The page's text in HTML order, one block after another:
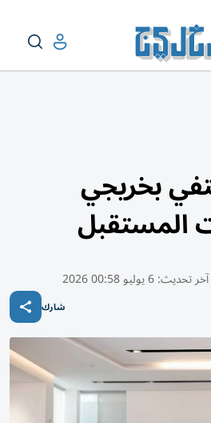
بخريجي
المستقبل
آخر تحديث:6 يوليو 00:58 2026
شارك